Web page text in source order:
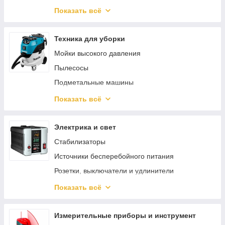
Сельскохозяйственные машины
Садовый отдых
Клеевые пистолеты
Строительные миксеры
Гайковерты
Степлеры / нейлеры
Машины алмазного бурения
Штроборезы / Бороздоделы
Дисковые пилы
Электрические ножницы
Краскопульты
Сабельные пилы
Граверы
Комплектующие для генераторов
Показать всё
Техника для уборки
Мойки высокого давления
Пылесосы
Подметальные машины
Аксессуары и принадлежности
Очистители окон
Пеногенераторы
Средства для чистки и ухода
Поломойные машины
Показать всё
Электрика и свет
Стабилизаторы
Источники бесперебойного питания
Розетки, выключатели и удлинители
Клеммы, сжимы, кабельные наконечники
Освещение
Показать всё
Измерительные приборы и инструмент